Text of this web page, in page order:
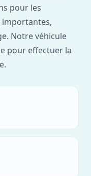
pour les
Notre véhicule
pour effectuer la